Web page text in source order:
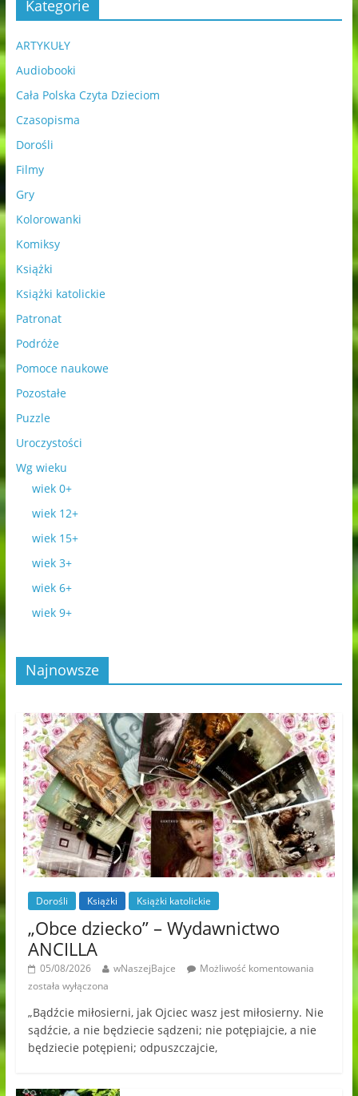
Kategorie
ARTYKUŁY
Audiobooki
Cała Polska Czyta Dzieciom
Czasopisma
Dorośli
Filmy
Gry
Kolorowanki
Komiksy
Książki
Książki katolickie
Patronat
Podróże
Pomoce naukowe
Pozostałe
Puzzle
Uroczystości
Wg wieku
wiek 0+
wiek 12+
wiek 15+
wiek 3+
wiek 6+
wiek 9+
Najnowsze
Dorośli Książki Książki katolickie
„Obce dziecko” – Wydawnictwo
ANCILLA
05/08/2026 wNaszejBajce
Możliwość komentowania
została wyłączona
„Bądźcie miłosierni, jak Ojciec wasz jest miłosierny. Nie
sądźcie, a nie będziecie sądzeni; nie potępiajcie, a nie
będziecie potępieni; odpuszczajcie,